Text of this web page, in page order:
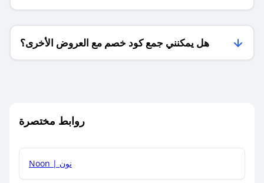
فقط؟
هل يمكنني جمع كود خصم مع العروض الأخرى؟
روابط مختصرة
Noon | نون